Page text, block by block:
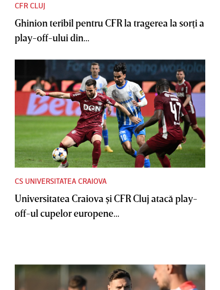
CFR CLUJ
Ghinion teribil pentru CFR la tragerea la sorţi a
play-off-ului din...
CS UNIVERSITATEA CRAIOVA
Universitatea Craiova şi CFR Cluj atacă play-
off-ul cupelor europene...